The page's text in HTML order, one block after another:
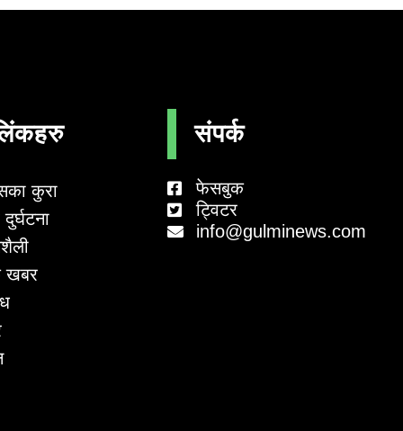
कुरा
संपर्क
फेसबुक
ट्विटर
info@gulminews.com